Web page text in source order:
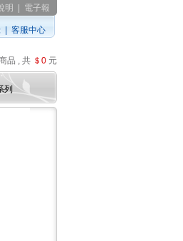
明
電子報
客服中心
品 , 共 ＄0 元
列